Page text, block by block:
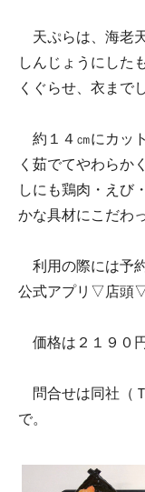
天ぷらは、海老
しんじょうにした
くぐらせ、衣まで
約１４㎝にカッ
く茹でてやわらか
しにも鶏肉・えび
かな具材にこだわ
利用の際には予
公式アプリ▽店頭
価格は２１９０
問合せは同社（
で。